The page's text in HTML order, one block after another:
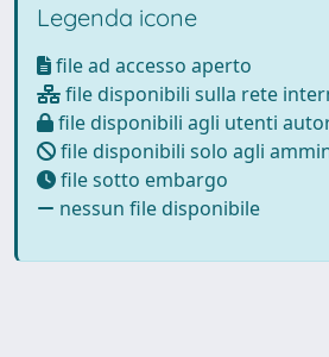
Legenda icone
file ad accesso aperto
file disponibili sulla rete
file disponibili agli utenti
file disponibili solo agli
file sotto embargo
nessun file disponibile